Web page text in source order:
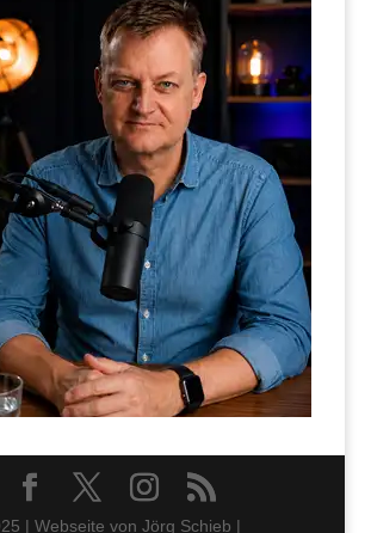
| Webseite von Jörg Schieb |